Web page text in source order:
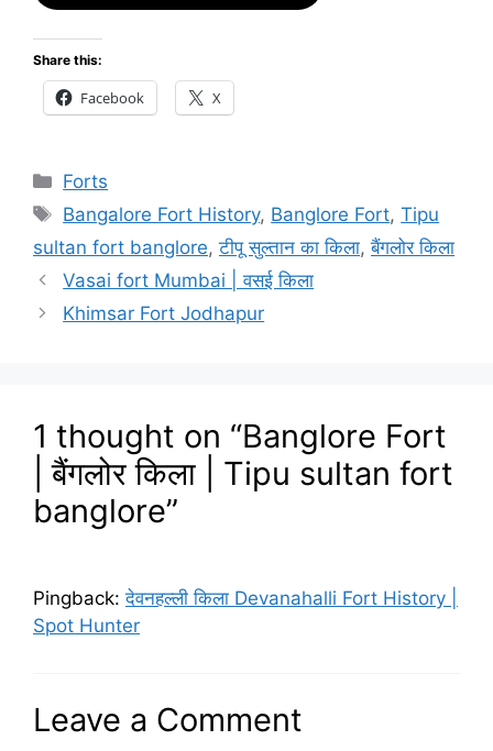
Share this:
Facebook X
Categories
Forts
Tags
Bangalore Fort History, Banglore Fort,Tipu
sultan fort banglore,टीपू सुल्तान का किला,बैंगलोर किला
Vasai fort Mumbai | वसई किला
Khimsar Fort Jodhapur
1 thought on “Banglore Fort
| बैंगलोर किला | Tipu sultan fort
banglore”
Pingback:देवनहल्ली किला Devanahalli Fort History |
Spot Hunter
Leave a Comment